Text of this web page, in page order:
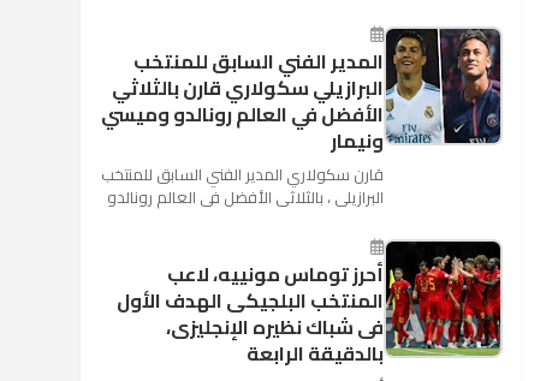
الروسية في يوم شديد الح...
المدير الفني السابق للمنتخب
البرازيلي سكولاري قارن بالثلاثي
الأفضل في العالم رونالدو وميسي
ونيمار
قارن سكولاري المدير الفني السابق للمنتخب
البرازيلي ، بالثلاثي الأفضل في العالم رونالدو
نجم ...
أحرز توماس مونييه، لاعب
المنتخب البلجيكى الهدف الأول
فى شباك نظيره الإنجليزى،
بالدقيقة الرابعة